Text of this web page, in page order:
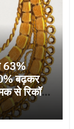
63%
बढ़कर
से रिकॉर्ड